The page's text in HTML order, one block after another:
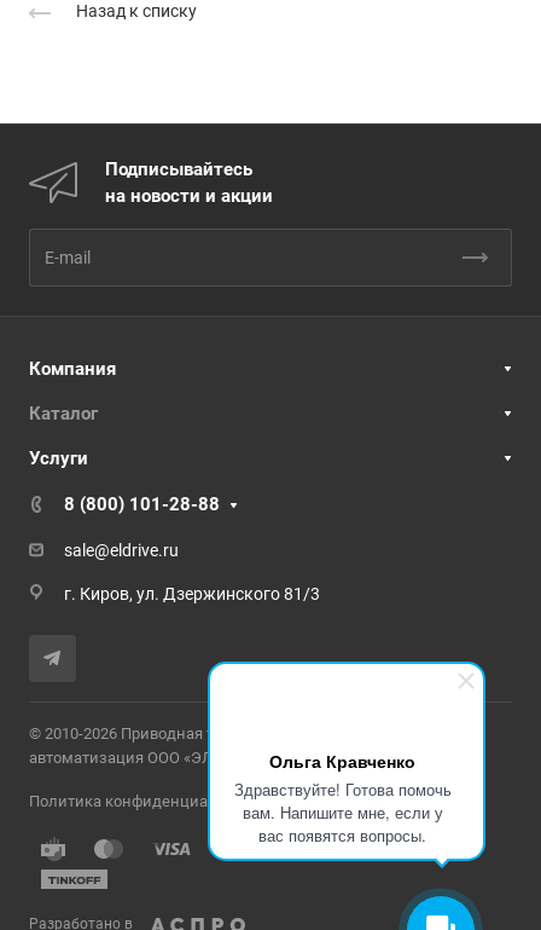
Ольга Кравченко
Здравствуйте! Готова помочь
вам. Напишите мне, если у
вас появятся вопросы.
Назад к списку
Подписывайтесь
на новости и акции
Компания
Каталог
Услуги
8 (800) 101-28-88
sale@eldrive.ru
г. Киров, ул. Дзержинского 81/3
© 2010-2026 Приводная техника и промышленная
автоматизация ООО «ЭЛЕКТРОПРИВОД»
Политика конфиденциальности
Разработано в